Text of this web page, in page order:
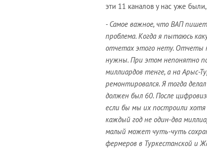
эти 11 каналов у нас уже
- Самое важное, что ВАП
проблема. Когда я пытаюсь
отчетах этого нету. Отчеты
нужны. При этом непонятно
миллиардов тенге, а на Арыс-
ремонтировался. Я тогда
должен был 60. После
если бы мы их построили
каждый год не один-два
малый может чуть-чуть
фермеров в Туркестанской и